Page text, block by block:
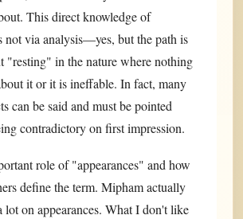
This direct knowledge of
not via analysis—yes, but the path is
"resting" in the nature where nothing
it or it is ineffable. In fact, many
can be said and must be pointed
contradictory on first impression.
role of "appearances" and how
define the term. Mipham actually
lot on appearances. What I don't like